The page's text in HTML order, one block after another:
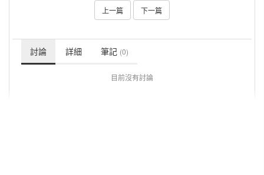
上一篇 下一篇
討論 詳細 筆記 (0)
目前沒有討論